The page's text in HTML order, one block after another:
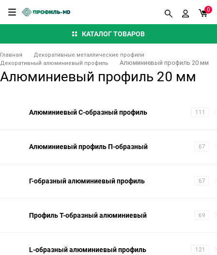
КАТАЛОГ ТОВАРОВ
0
Главная
Декоративные металлические профили
Декоративный алюминиевый профиль
Алюминиевый профиль 20 мм
Алюминиевый профиль 20 мм
111
Алюминиевый С-образный профиль
67
Алюминиевый профиль П-образный
67
Г-образный алюминиевый профиль
69
Профиль Т-образный алюминиевый
121
L-образный алюминиевый профиль